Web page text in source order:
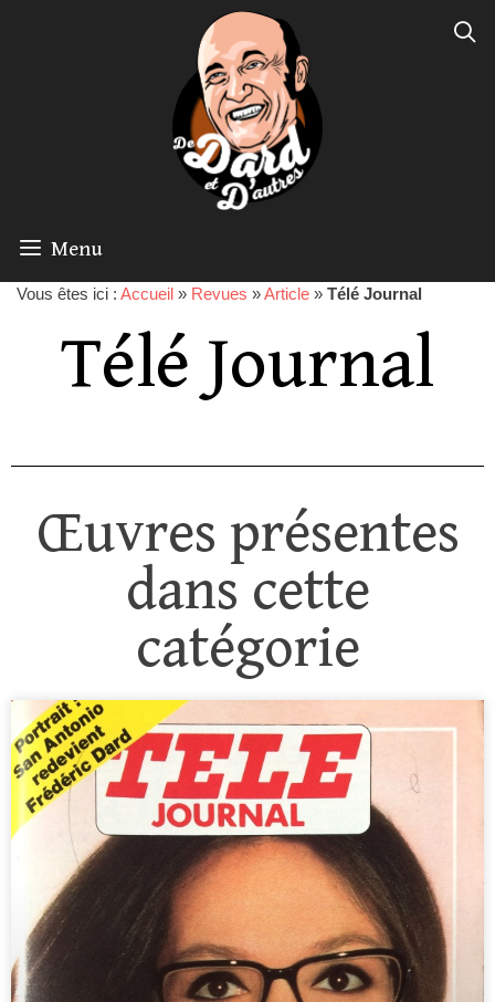
Menu
Vous êtes ici : Accueil » Revues »Article » Télé Journal
Télé Journal
Œuvres présentes
dans cette
catégorie